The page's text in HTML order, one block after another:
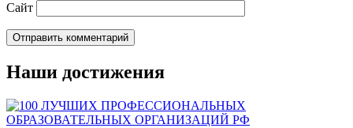
Сайт
Наши достижения